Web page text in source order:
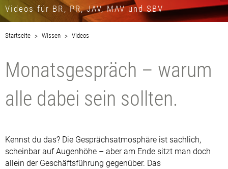
Videos für BR, PR, JAV, MAV und SBV
Startseite Wissen Videos
Monatsgespräch – warum
alle dabei sein sollten.
Kennst du das? Die Gesprächsatmosphäre ist sachlich,
scheinbar auf Augenhöhe – aber am Ende sitzt man doch
allein der Geschäftsführung gegenüber. Das